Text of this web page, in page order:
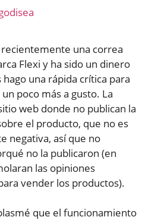
una correa
Flexi y ha sido un dinero
una rápida crítica para
poco más a gusto. La
web donde no publican la
el producto, que no es
negativa, así que no
no la publicaron (en
las opiniones
vender los productos).
que el funcionamiento